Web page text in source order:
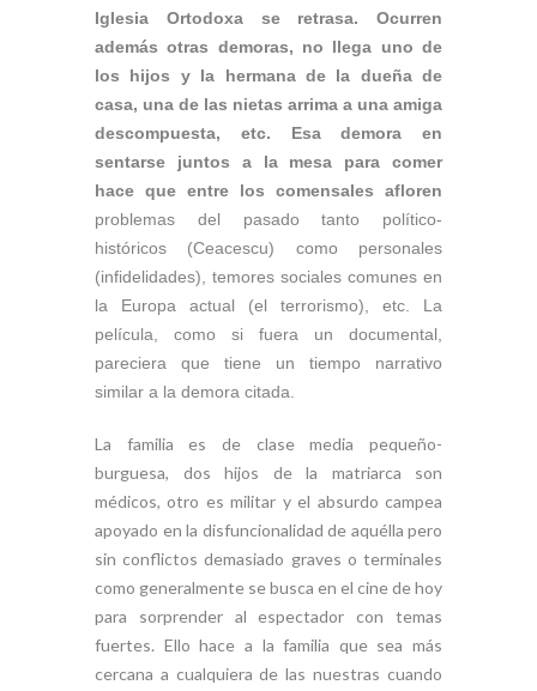
Iglesia Ortodoxa se retrasa. Ocurren
además otras demoras, no llega uno de
los hijos y la hermana de la dueña de
casa, una de las nietas arrima a una amiga
descompuesta, etc. Esa demora en
sentarse juntos a la mesa para comer
hace que entre los comensales afloren
problemas del pasado tanto político-
históricos (Ceacescu) como personales
(infidelidades), temores sociales comunes en
la Europa actual (el terrorismo), etc. La
película, como si fuera un documental,
pareciera que tiene un tiempo narrativo
similar a la demora citada.
La familia es de clase media pequeño-
burguesa, dos hijos de la matriarca son
médicos, otro es militar y el absurdo campea
apoyado en la disfuncionalidad de aquélla pero
sin conflictos demasiado graves o terminales
como generalmente se busca en el cine de hoy
para sorprender al espectador con temas
fuertes. Ello hace a la familia que sea más
cercana a cualquiera de las nuestras cuando